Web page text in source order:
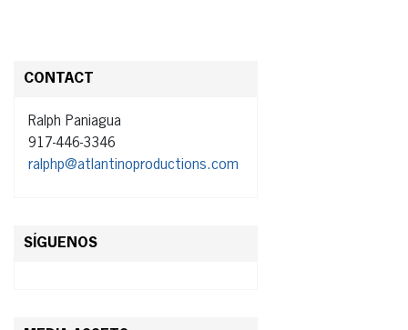
CONTACT
Ralph Paniagua
917-446-3346
ralphp@atlantinoproductions.com
SÍGUENOS